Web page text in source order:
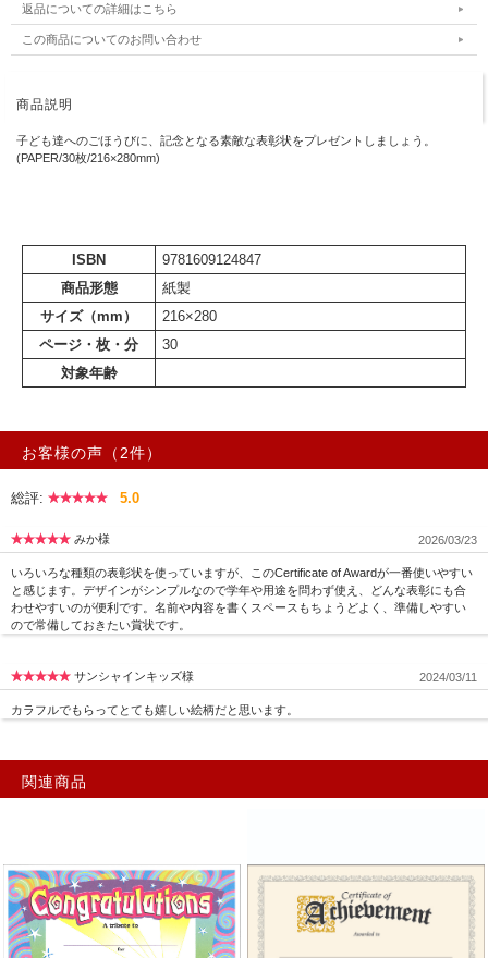
返品についての詳細はこちら
この商品についてのお問い合わせ
商品説明
子ども達へのごほうびに、記念となる素敵な表彰状をプレゼントしましょう。
(PAPER/30枚/216×280mm)
ISBN
9781609124847
商品形態
紙製
サイズ（mm）
216×280
ページ・枚・分
30
対象年齢
お客様の声（2件）
総評: 5.0
みか様 2026/03/23
いろいろな種類の表彰状を使っていますが、このCertificate of Awardが一番使いやすい
と感じます。デザインがシンプルなので学年や用途を問わず使え、どんな表彰にも合
わせやすいのが便利です。名前や内容を書くスペースもちょうどよく、準備しやすい
ので常備しておきたい賞状です。
サンシャインキッズ様 2024/03/11
カラフルでもらってとても嬉しい絵柄だと思います。
関連商品